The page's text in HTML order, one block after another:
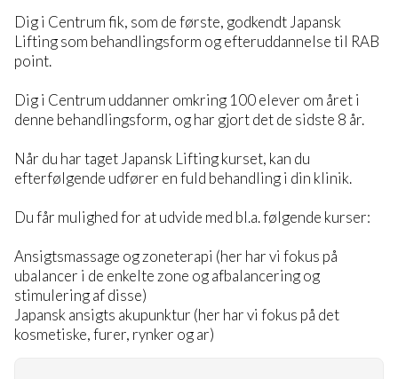
Dig i Centrum fik, som de første, godkendt Japansk
Lifting som behandlingsform og efteruddannelse til RAB
point.
Dig i Centrum uddanner omkring 100 elever om året i
denne behandlingsform, og har gjort det de sidste 8 år.
Når du har taget Japansk Lifting kurset, kan du
efterfølgende udfører en fuld behandling i din klinik.
Du får mulighed for at udvide med bl.a. følgende kurser:
Ansigtsmassage og zoneterapi (her har vi fokus på
ubalancer i de enkelte zone og afbalancering og
stimulering af disse)​
Japansk ansigts akupunktur (her har vi fokus på det
kosmetiske, furer, rynker og ar)